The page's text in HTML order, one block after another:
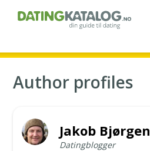
Author profiles
Jakob Bjørgen
Datingblogger